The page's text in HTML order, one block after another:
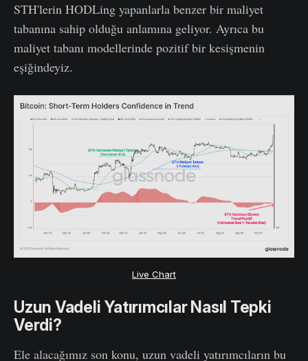
STH'lerin HODLing yapanlarla benzer bir maliyet
tabanına sahip olduğu anlamına geliyor. Ayrıca bu
maliyet tabanı modellerinde pozitif bir kesişmenin
eşiğindeyiz.
Live Chart
Uzun Vadeli Yatırımcılar Nasıl Tepki
Verdi?
Ele alacağımız son konu, uzun vadeli yatırımcıların bu